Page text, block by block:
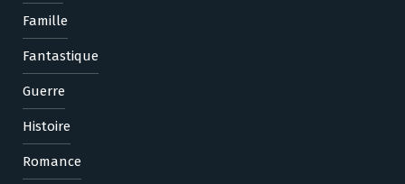
Famille
Fantastique
Guerre
Histoire
Romance